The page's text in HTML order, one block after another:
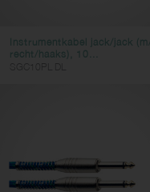
Instrumentkabel jack/jack (m/
recht/haaks), 10...